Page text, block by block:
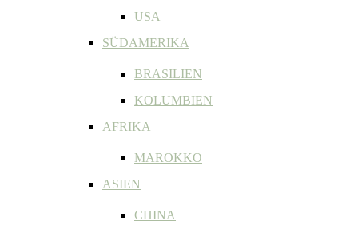
USA
SÜDAMERIKA
BRASILIEN
KOLUMBIEN
AFRIKA
MAROKKO
ASIEN
CHINA